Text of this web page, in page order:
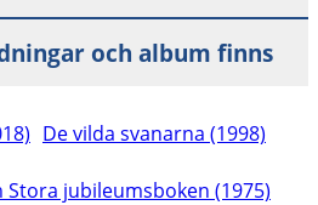
och album finns
De vilda svanarna (1998)
Stora jubileumsboken (1975)